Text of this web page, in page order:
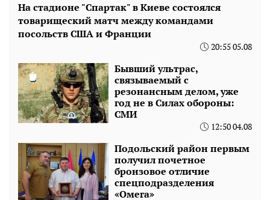
На стадионе "Спартак" в Киеве состоялся
товарищеский матч между командами
посольств США и Франции
20:55 05.08
Бывший ультрас,
связываемый с
резонансным делом, уже
год не в Силах обороны:
СМИ
12:50 04.08
Подольский район первым
получил почетное
бронзовое отличие
спецподразделения
«Омега»